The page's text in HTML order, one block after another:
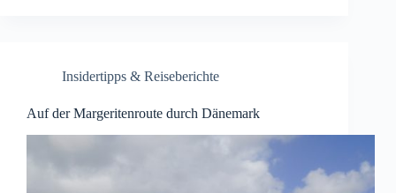
Insidertipps & Reiseberichte
Auf der Margeritenroute durch Dänemark